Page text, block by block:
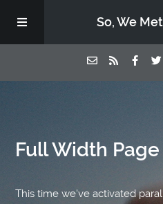
So, We
Episodes
Contact Us
Full Width Page
This time we've activated